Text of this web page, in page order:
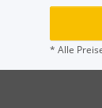
* Alle